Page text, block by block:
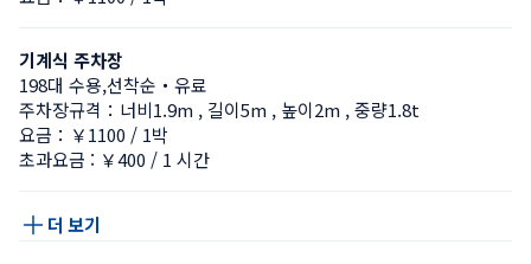
기계식 주차장
198대 수용,선착순・유료
주차장규격：너비1.9m , 길이5m , 높이2m , 중량1.8t
요금：￥1100 / 1박
초과요금 : ￥400 / 1 시간
더 보기